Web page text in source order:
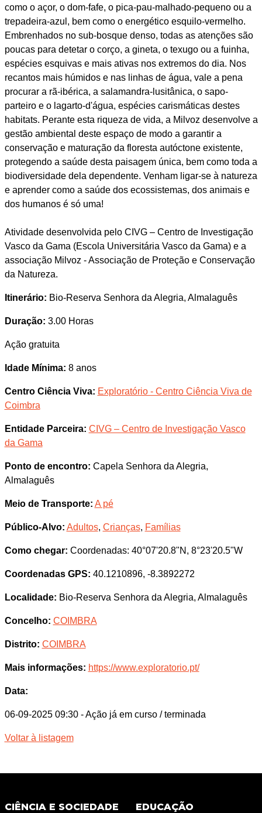
como o açor, o dom-fafe, o pica-pau-malhado-pequeno ou a
trepadeira-azul, bem como o energético esquilo-vermelho.
Embrenhados no sub-bosque denso, todas as atenções são
poucas para detetar o corço, a gineta, o texugo ou a fuinha,
espécies esquivas e mais ativas nos extremos do dia. Nos
recantos mais húmidos e nas linhas de água, vale a pena
procurar a rã-ibérica, a salamandra-lusitânica, o sapo-
parteiro e o lagarto-d'água, espécies carismáticas destes
habitats. Perante esta riqueza de vida, a Milvoz desenvolve a
gestão ambiental deste espaço de modo a garantir a
conservação e maturação da floresta autóctone existente,
protegendo a saúde desta paisagem única, bem como toda a
biodiversidade dela dependente. Venham ligar-se à natureza
e aprender como a saúde dos ecossistemas, dos animais e
dos humanos é só uma!
Atividade desenvolvida pelo CIVG – Centro de Investigação
Vasco da Gama (Escola Universitária Vasco da Gama) e a
associação Milvoz - Associação de Proteção e Conservação
da Natureza.
Itinerário: Bio-Reserva Senhora da Alegria, Almalaguês
Duração: 3.00 Horas
Ação gratuita
Idade Mínima: 8 anos
Centro Ciência Viva: Exploratório - Centro Ciência Viva de
Coimbra
Entidade Parceira: CIVG – Centro de Investigação Vasco
da Gama
Ponto de encontro: Capela Senhora da Alegria,
Almalaguês
Meio de Transporte: A pé
Público-Alvo: Adultos, Crianças, Famílias
Como chegar: Coordenadas: 40°07'20.8"N, 8°23'20.5"W
Coordenadas GPS: 40.1210896, -8.3892272
Localidade: Bio-Reserva Senhora da Alegria, Almalaguês
Concelho: COIMBRA
Distrito: COIMBRA
Mais informações: https://www.exploratorio.pt/
Data:
06-09-2025 09:30 - Ação já em curso / terminada
Voltar à listagem
CIÊNCIA E SOCIEDADE EDUCAÇÃO